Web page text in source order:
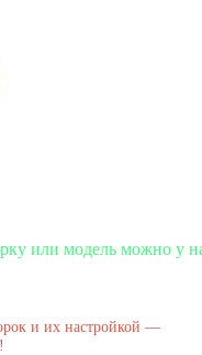
можно у нас в магазине!
и их настройкой —